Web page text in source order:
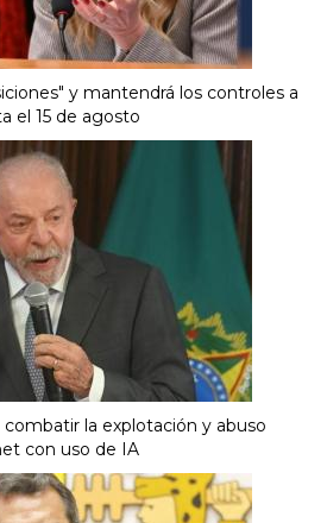
y mantendrá los controles a
el 15 de agosto
la explotación y abuso
con uso de IA